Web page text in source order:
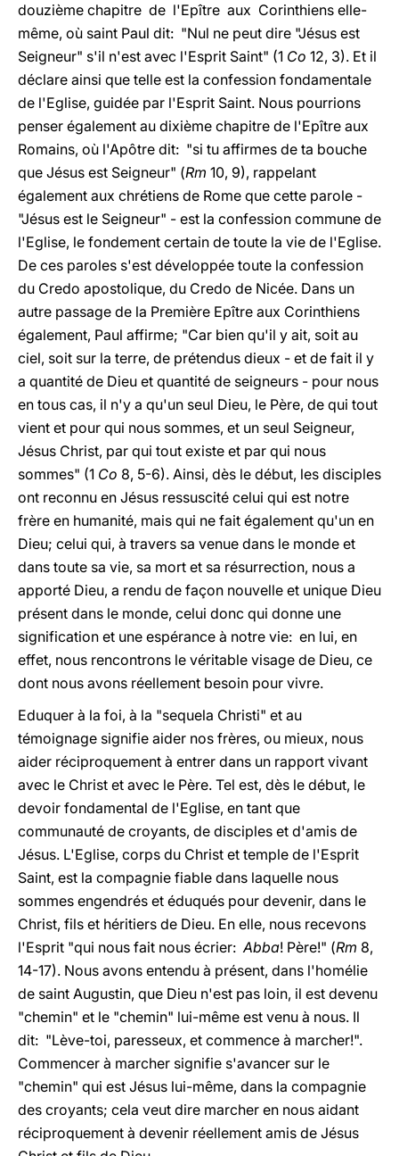
douzième chapitre de l'Epître aux Corinthiens elle-
même, où saint Paul dit: "Nul ne peut dire "Jésus est
Seigneur" s'il n'est avec l'Esprit Saint" (1 Co 12, 3). Et il
déclare ainsi que telle est la confession fondamentale
de l'Eglise, guidée par l'Esprit Saint. Nous pourrions
penser également au dixième chapitre de l'Epître aux
Romains, où l'Apôtre dit: "si tu affirmes de ta bouche
que Jésus est Seigneur" (Rm 10, 9), rappelant
également aux chrétiens de Rome que cette parole -
"Jésus est le Seigneur" - est la confession commune de
l'Eglise, le fondement certain de toute la vie de l'Eglise.
De ces paroles s'est développée toute la confession
du Credo apostolique, du Credo de Nicée. Dans un
autre passage de la Première Epître aux Corinthiens
également, Paul affirme; "Car bien qu'il y ait, soit au
ciel, soit sur la terre, de prétendus dieux - et de fait il y
a quantité de Dieu et quantité de seigneurs - pour nous
en tous cas, il n'y a qu'un seul Dieu, le Père, de qui tout
vient et pour qui nous sommes, et un seul Seigneur,
Jésus Christ, par qui tout existe et par qui nous
sommes" (1 Co 8, 5-6). Ainsi, dès le début, les disciples
ont reconnu en Jésus ressuscité celui qui est notre
frère en humanité, mais qui ne fait également qu'un en
Dieu; celui qui, à travers sa venue dans le monde et
dans toute sa vie, sa mort et sa résurrection, nous a
apporté Dieu, a rendu de façon nouvelle et unique Dieu
présent dans le monde, celui donc qui donne une
signification et une espérance à notre vie: en lui, en
effet, nous rencontrons le véritable visage de Dieu, ce
dont nous avons réellement besoin pour vivre.
Eduquer à la foi, à la "sequela Christi" et au
témoignage signifie aider nos frères, ou mieux, nous
aider réciproquement à entrer dans un rapport vivant
avec le Christ et avec le Père. Tel est, dès le début, le
devoir fondamental de l'Eglise, en tant que
communauté de croyants, de disciples et d'amis de
Jésus. L'Eglise, corps du Christ et temple de l'Esprit
Saint, est la compagnie fiable dans laquelle nous
sommes engendrés et éduqués pour devenir, dans le
Christ, fils et héritiers de Dieu. En elle, nous recevons
l'Esprit "qui nous fait nous écrier: Abba! Père!" (Rm 8,
14-17). Nous avons entendu à présent, dans l'homélie
de saint Augustin, que Dieu n'est pas loin, il est devenu
"chemin" et le "chemin" lui-même est venu à nous. Il
dit: "Lève-toi, paresseux, et commence à marcher!".
Commencer à marcher signifie s'avancer sur le
"chemin" qui est Jésus lui-même, dans la compagnie
des croyants; cela veut dire marcher en nous aidant
réciproquement à devenir réellement amis de Jésus